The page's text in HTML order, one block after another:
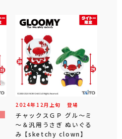
2024年 12 月 上旬 登場
チャックスＧＰ グル～ミ
～＆汎用うさぎ ぬいぐる
み 【sketchy clown】